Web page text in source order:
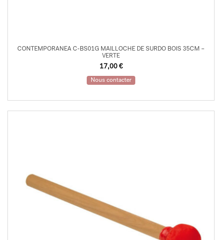
CONTEMPORANEA C-BS01G MAILLOCHE DE SURDO BOIS 35CM –
VERTE
17,00 €
Nous contacter